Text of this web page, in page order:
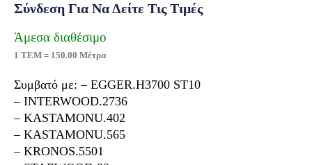
Σύνδεση Για Να Δείτε Τις Τιμές
Άμεσα διαθέσιμο
1 ΤΕΜ = 150.00 Μέτρα
Συμβατό με: – EGGER.H3700 ST10
– INTERWOOD.2736
– KASTAMONU.402
– KASTAMONU.565
– KRONOS.5501